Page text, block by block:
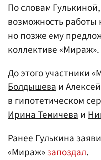
По словам
возможность
но позже ему
коллективе «Мираж».
До этого участники
Болдышеваи
в гипотетическом
Ирина Темичеваи
Ранее Гулькина
«Мираж»запоздал.